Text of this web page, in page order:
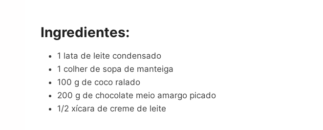
Ingredientes:
1 lata de leite condensado
1 colher de sopa de manteiga
100 g de coco ralado
200 g de chocolate meio amargo picado
1/2 xícara de creme de leite